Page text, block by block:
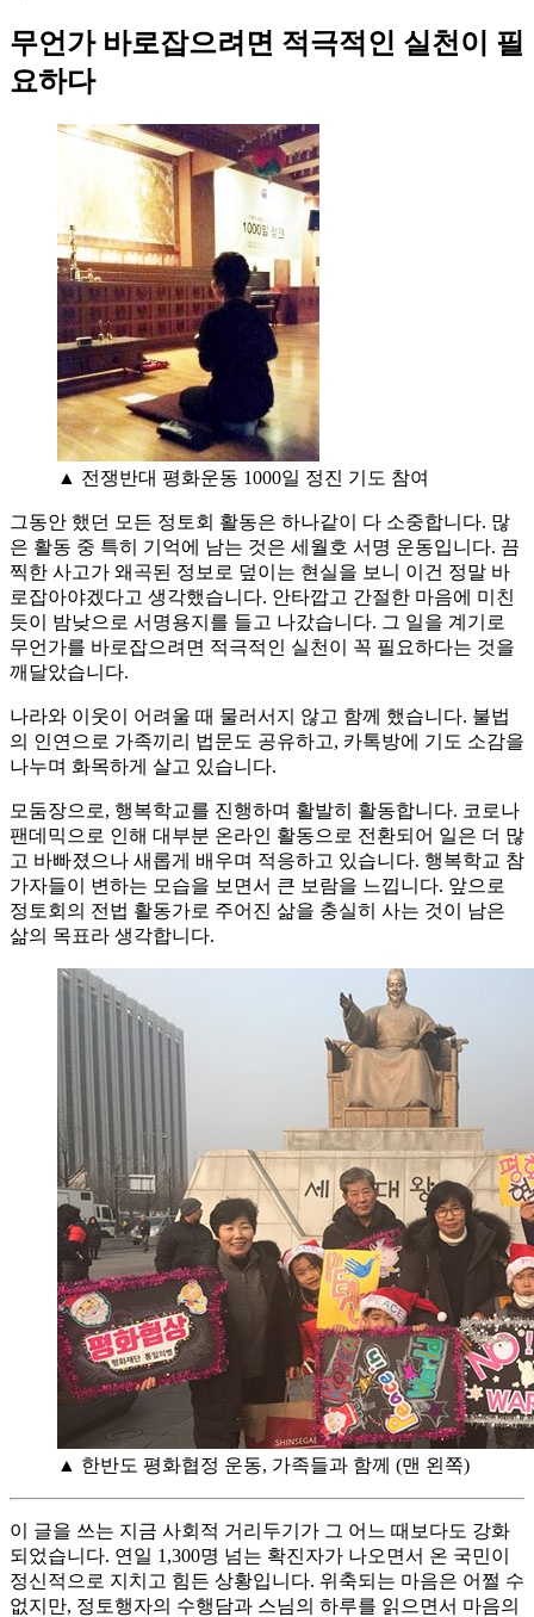
무언가 바로잡으려면 적극적인 실천이 필
요하다
▲ 전쟁반대 평화운동 1000일 정진 기도 참여
그동안 했던 모든 정토회 활동은 하나같이 다 소중합니다. 많
은 활동 중 특히 기억에 남는 것은 세월호 서명 운동입니다. 끔
찍한 사고가 왜곡된 정보로 덮이는 현실을 보니 이건 정말 바
로잡아야겠다고 생각했습니다. 안타깝고 간절한 마음에 미친
듯이 밤낮으로 서명용지를 들고 나갔습니다. 그 일을 계기로
무언가를 바로잡으려면 적극적인 실천이 꼭 필요하다는 것을
깨달았습니다.
나라와 이웃이 어려울 때 물러서지 않고 함께 했습니다. 불법
의 인연으로 가족끼리 법문도 공유하고, 카톡방에 기도 소감을
나누며 화목하게 살고 있습니다.
모둠장으로, 행복학교를 진행하며 활발히 활동합니다. 코로나
팬데믹으로 인해 대부분 온라인 활동으로 전환되어 일은 더 많
고 바빠졌으나 새롭게 배우며 적응하고 있습니다. 행복학교 참
가자들이 변하는 모습을 보면서 큰 보람을 느낍니다. 앞으로
정토회의 전법 활동가로 주어진 삶을 충실히 사는 것이 남은
삶의 목표라 생각합니다.
▲ 한반도 평화협정 운동, 가족들과 함께 (맨 왼쪽)
이 글을 쓰는 지금 사회적 거리두기가 그 어느 때보다도 강화
되었습니다. 연일 1,300명 넘는 확진자가 나오면서 온 국민이
정신적으로 지치고 힘든 상황입니다. 위축되는 마음은 어쩔 수
없지만, 정토행자의 수행담과 스님의 하루를 읽으면서 마음의